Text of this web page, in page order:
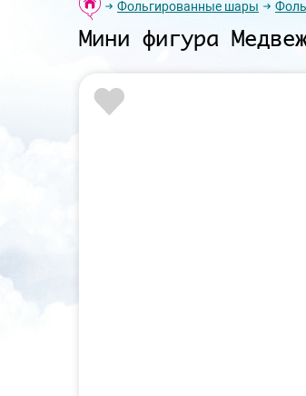
Фольгированные шары
Мини фигура